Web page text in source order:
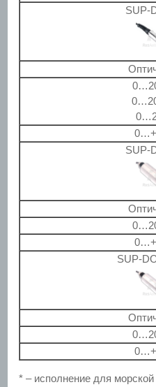
SUP-
SUP-
SUP-
* – исполнение для